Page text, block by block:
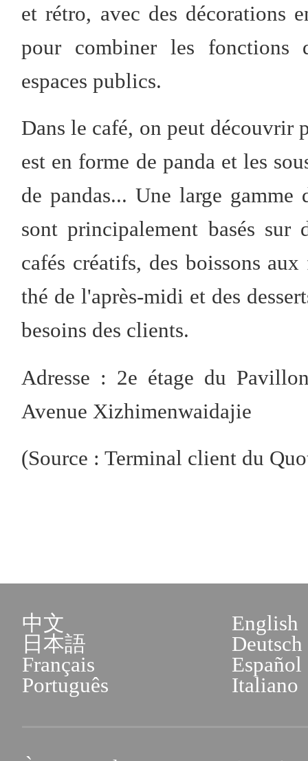
et rétro, avec des décorations
pour combiner les fonctions
espaces publics.
Dans le café, on peut découvrir
est en forme de panda et les
de pandas... Une large
sont principalement basés sur
cafés créatifs, des boissons
thé de l'après-midi et des
besoins des clients.
Adresse : 2e étage du
Avenue Xizhimenwaidajie
(Source : Terminal client du
中文
English
日本語
Deutsch
Français
Español
Português
Italiano